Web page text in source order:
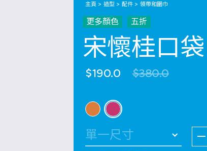
主頁 造型 配件 領帶和圍巾
更多顏色 五折
宋懷桂口
$190.0 Price reduced
$380.0to
選擇 顏色